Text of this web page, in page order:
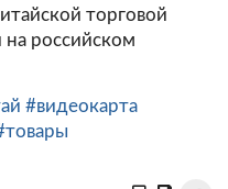
торговой
российском
#видеокарта